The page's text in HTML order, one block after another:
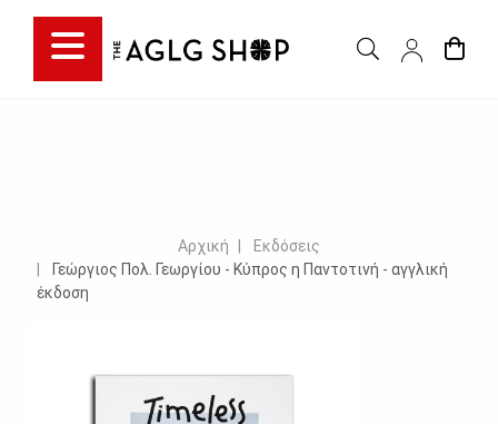
Αρχική
Εκδόσεις
Γεώργιος Πολ. Γεωργίου - Κύπρος η Παντοτινή - αγγλική
έκδοση